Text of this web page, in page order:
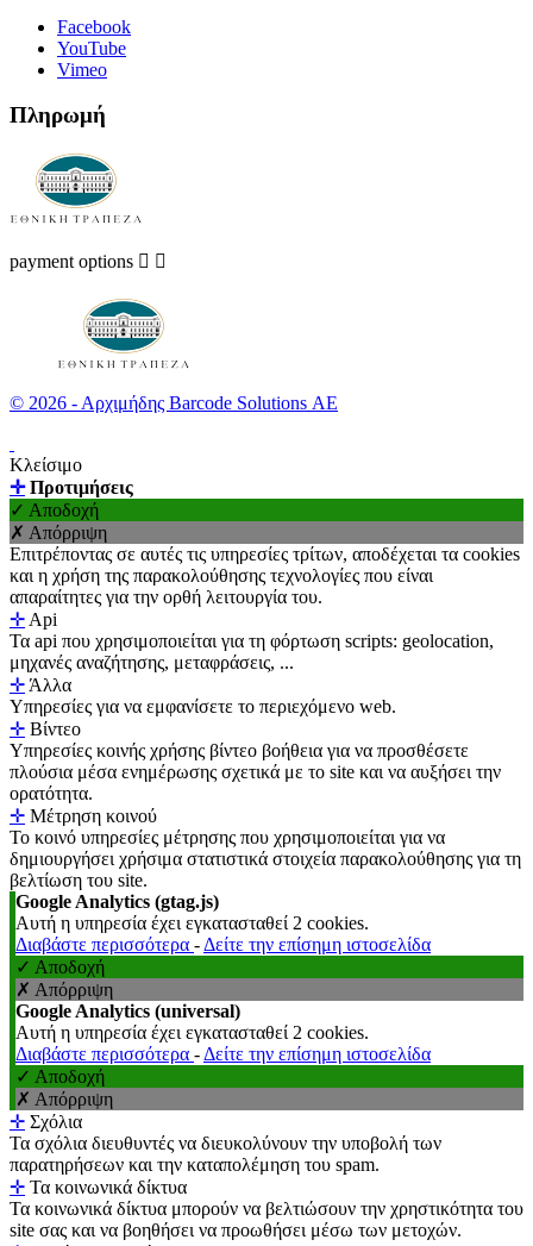
Facebook
YouTube
Vimeo
Πληρωμή
payment options  
© 2026 - Αρχιμήδης Barcode Solutions ΑΕ
Κλείσιμο
✛Προτιμήσεις
✓ Αποδοχή
✗ Απόρριψη
Επιτρέποντας σε αυτές τις υπηρεσίες τρίτων, αποδέχεται τα cookies
και η χρήση της παρακολούθησης τεχνολογίες που είναι
απαραίτητες για την ορθή λειτουργία του.
✛ Api
Τα api που χρησιμοποιείται για τη φόρτωση scripts: geolocation,
μηχανές αναζήτησης, μεταφράσεις, ...
✛ Άλλα
Υπηρεσίες για να εμφανίσετε το περιεχόμενο web.
✛ Βίντεο
Υπηρεσίες κοινής χρήσης βίντεο βοήθεια για να προσθέσετε
πλούσια μέσα ενημέρωσης σχετικά με το site και να αυξήσει την
ορατότητα.
✛ Μέτρηση κοινού
Το κοινό υπηρεσίες μέτρησης που χρησιμοποιείται για να
δημιουργήσει χρήσιμα στατιστικά στοιχεία παρακολούθησης για τη
βελτίωση του site.
Google Analytics (gtag.js)
Αυτή η υπηρεσία έχει εγκατασταθεί 2 cookies.
Διαβάστε περισσότερα - Δείτε την επίσημη ιστοσελίδα
✓ Αποδοχή
✗ Απόρριψη
Google Analytics (universal)
Αυτή η υπηρεσία έχει εγκατασταθεί 2 cookies.
Διαβάστε περισσότερα - Δείτε την επίσημη ιστοσελίδα
✓ Αποδοχή
✗ Απόρριψη
✛ Σχόλια
Τα σχόλια διευθυντές να διευκολύνουν την υποβολή των
παρατηρήσεων και την καταπολέμηση του spam.
✛ Τα κοινωνικά δίκτυα
Τα κοινωνικά δίκτυα μπορούν να βελτιώσουν την χρηστικότητα του
site σας και να βοηθήσει να προωθήσει μέσω των μετοχών.